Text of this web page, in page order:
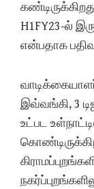
H1FY23-ல்
என்பதாக
இவ்வங்கி, 3
உட்பட